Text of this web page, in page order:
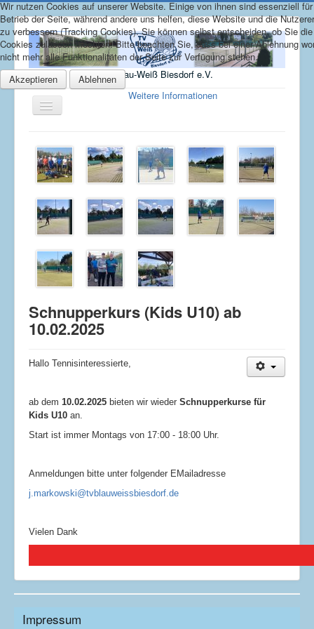
TV Blau-Weiß Biesdorf e.V.
Toggle
Navigation
über uns
Bilder
Kontakt / Downloads
Platzreservierung
Aktuelle Seite: Startseite
News
Schnupperkurs (Kids U10) ab 10.02.2025
Schnupperkurs (Kids U10) ab
10.02.2025
Hallo Tennisinteressierte,
ab dem 10.02.2025 bieten wir wieder Schnupperkurse für
Kids U10 an.
Start ist immer Montags von 17:00 - 18:00 Uhr.
Anmeldungen bitte unter folgender EMailadresse
j.markowski@tvblauweissbiesdorf.de
Vielen Dank
Impressum
Wir nutzen Cookies auf unserer Website. Einige von ihnen sind essenziell
Betrieb der Seite, während andere uns helfen, diese Website und die
zu verbessern (Tracking Cookies). Sie können selbst entscheiden, ob Sie die
Cookies zulassen möchten. Bitte beachten Sie, dass bei einer Ablehnung
nicht mehr alle Funktionalitäten der Seite zur Verfügung stehen.
Akzeptieren
Ablehnen
Weitere Informationen